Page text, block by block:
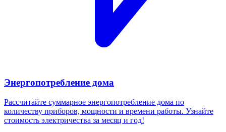
Энергопотребление дома
Рассчитайте суммарное энергопотребление дома по
количеству приборов, мощности и времени работы. Узнайте
стоимость электричества за месяц и год!